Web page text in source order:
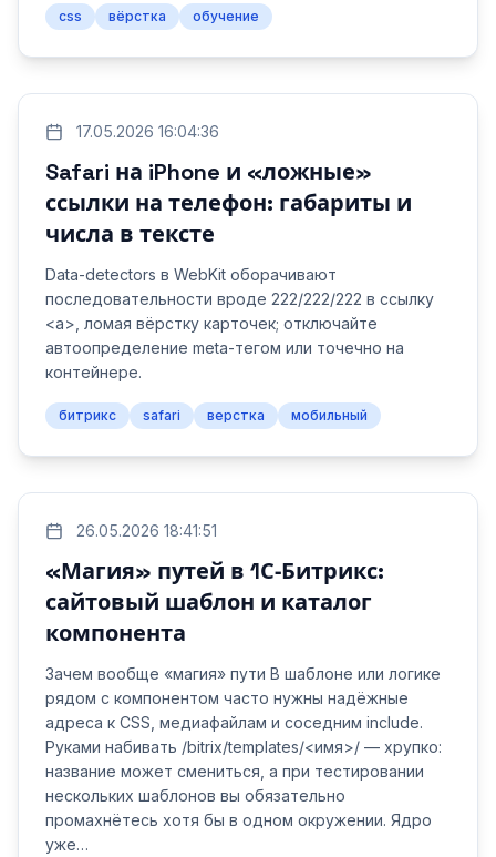
css вёрстка обучение
17.05.2026 16:04:36
Safari на iPhone и «ложные»
ссылки на телефон: габариты и
числа в тексте
Data-detectors в WebKit оборачивают
последовательности вроде 222/222/222 в ссылку
<a>, ломая вёрстку карточек; отключайте
автоопределение meta-тегом или точечно на
контейнере.
битрикс safari верстка мобильный
26.05.2026 18:41:51
«Магия» путей в 1С‑Битрикс:
сайтовый шаблон и каталог
компонента
Зачем вообще «магия» пути В шаблоне или логике
рядом с компонентом часто нужны надёжные
адреса к CSS, медиафайлам и соседним include.
Руками набивать /bitrix/templates/<имя>/ — хрупко:
название может смениться, а при тестировании
нескольких шаблонов вы обязательно
промахнётесь хотя бы в одном окружении. Ядро
уже…